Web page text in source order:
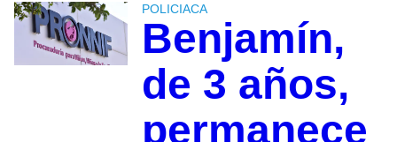
POLICIACA
Benjamín,
de 3 años,
permanece